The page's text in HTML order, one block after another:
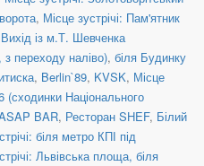
, Місце зустрічі: Пам'ятник
Вихід із м.Т. Шевченка
переходу наліво), біля Будинку
, Berlin`89, KVSK, Місце
(сходинки Національного
BAR, Ресторан SHEF, Білий
біля метро КПІ під
Львівська площа, біля